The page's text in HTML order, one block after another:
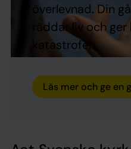
överlevnad. Din
räddar liv och
katastrofen.
Läs mer och ge en